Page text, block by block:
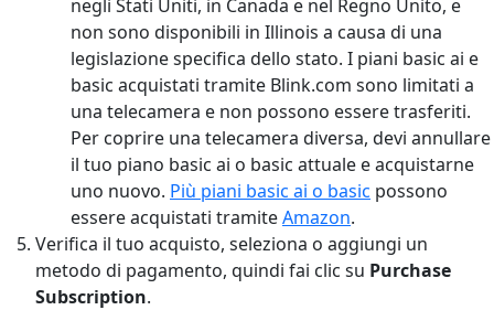
negli Stati Uniti, in Canada e nel Regno Unito, e
non sono disponibili in Illinois a causa di una
legislazione specifica dello stato. I piani basic ai e
basic acquistati tramite Blink.com sono limitati a
una telecamera e non possono essere trasferiti.
Per coprire una telecamera diversa, devi annullare
il tuo piano basic ai o basic attuale e acquistarne
uno nuovo. Più piani basic ai o basic possono
essere acquistati tramiteAmazon.
Verifica il tuo acquisto, seleziona o aggiungi un
metodo di pagamento, quindi fai clic su Purchase
Subscription.